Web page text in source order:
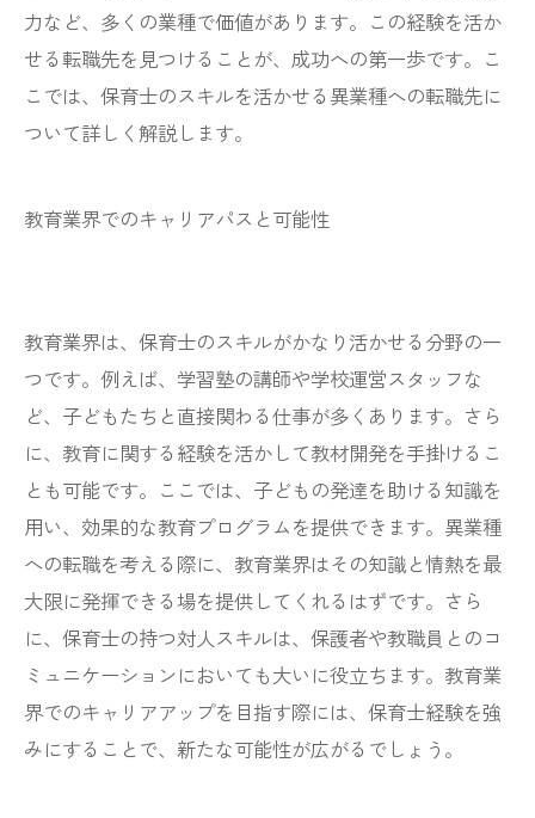
力など、多くの業種で価値があります。この経験を活か
せる転職先を見つけることが、成功への第一歩です。こ
こでは、保育士のスキルを活かせる異業種への転職先に
ついて詳しく解説します。
教育業界でのキャリアパスと可能性
教育業界は、保育士のスキルがかなり活かせる分野の一
つです。例えば、学習塾の講師や学校運営スタッフな
ど、子どもたちと直接関わる仕事が多くあります。さら
に、教育に関する経験を活かして教材開発を手掛けるこ
とも可能です。ここでは、子どもの発達を助ける知識を
用い、効果的な教育プログラムを提供できます。異業種
への転職を考える際に、教育業界はその知識と情熱を最
大限に発揮できる場を提供してくれるはずです。さら
に、保育士の持つ対人スキルは、保護者や教職員とのコ
ミュニケーションにおいても大いに役立ちます。教育業
界でのキャリアアップを目指す際には、保育士経験を強
みにすることで、新たな可能性が広がるでしょう。